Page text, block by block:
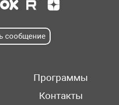
сообщение
Программы
Контакты